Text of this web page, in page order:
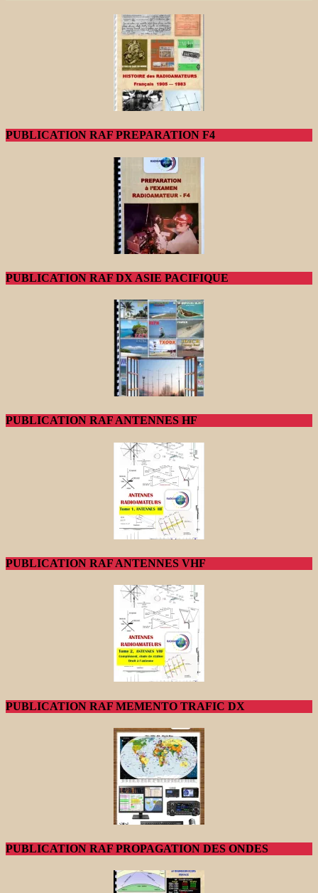
PUBLICATION RAF PREPARATION F4
PUBLICATION RAF DX ASIE PACIFIQUE
PUBLICATION RAF ANTENNES HF
PUBLICATION RAF ANTENNES VHF
PUBLICATION RAF MEMENTO TRAFIC DX
PUBLICATION RAF PROPAGATION DES ONDES